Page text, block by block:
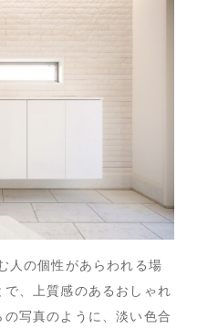
人の個性があらわれる場
、上質感のあるおしゃれ
写真のように、淡い色合